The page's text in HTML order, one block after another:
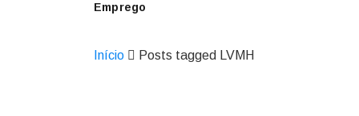
Emprego
Início Posts tagged LVMH